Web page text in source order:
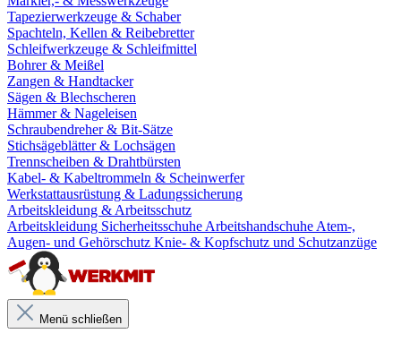
Tapezierwerkzeuge & Schaber
Spachteln, Kellen & Reibebretter
Schleifwerkzeuge & Schleifmittel
Bohrer & Meißel
Zangen & Handtacker
Sägen & Blechscheren
Hämmer & Nageleisen
Schraubendreher & Bit-Sätze
Stichsägeblätter & Lochsägen
Trennscheiben & Drahtbürsten
Kabel- & Kabeltrommeln & Scheinwerfer
Werkstattausrüstung & Ladungssicherung
Arbeitskleidung & Arbeitsschutz
Arbeitskleidung Sicherheitsschuhe Arbeitshandschuhe Atem-,
Augen- und Gehörschutz Knie- & Kopfschutz und Schutzanzüge
Menü schließen